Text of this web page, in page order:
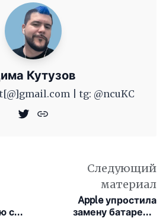
Кутузов
| tg: @ncuKC
с
Следующий
материал
Apple упростила
замену батареи в